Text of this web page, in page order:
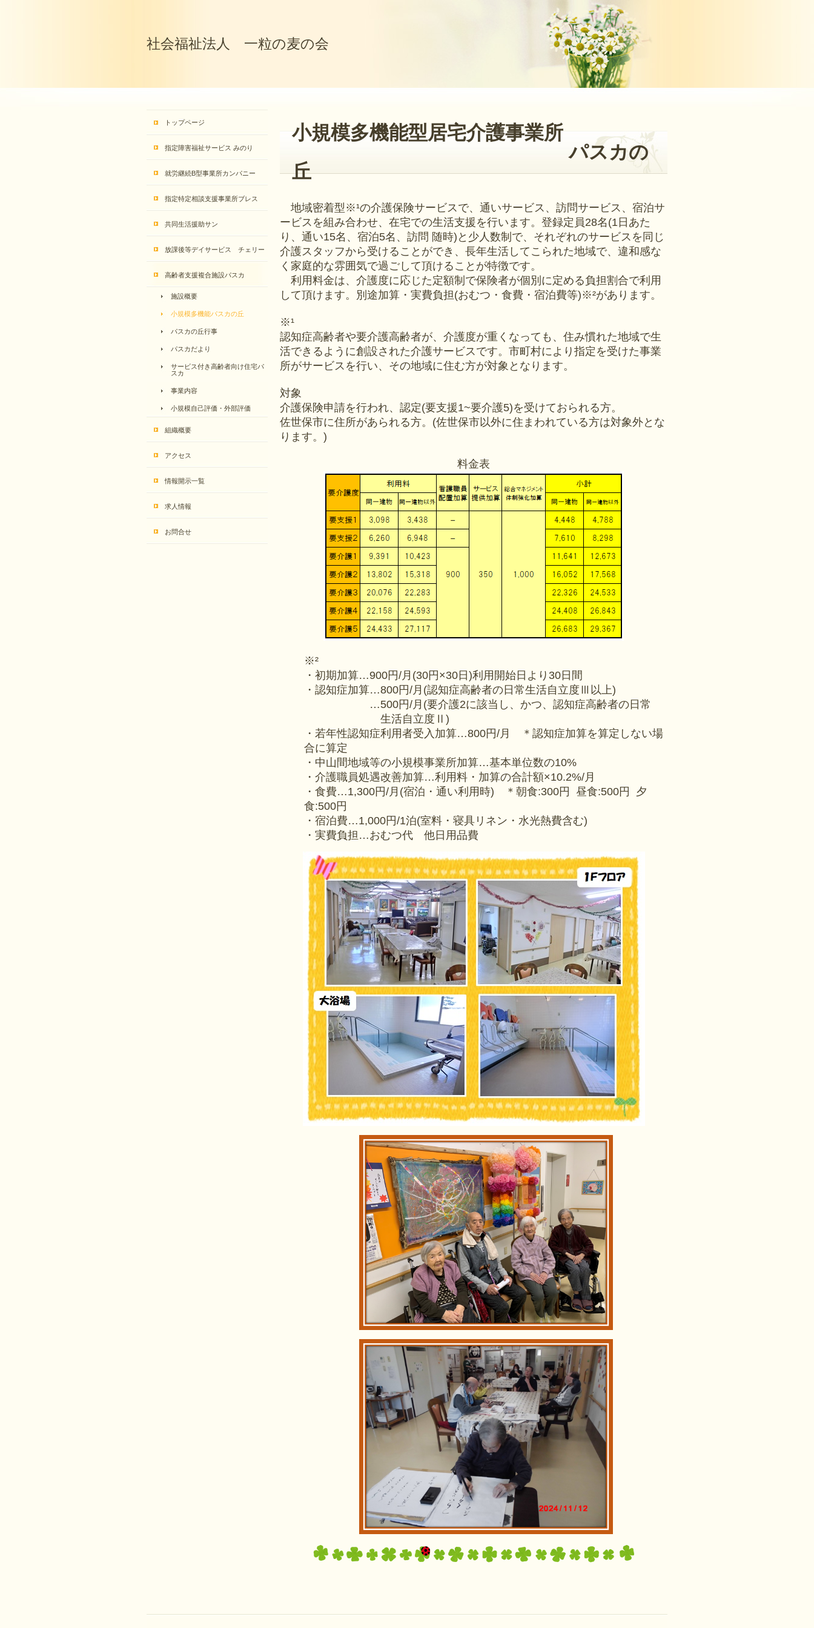
社会福祉法人 一粒の麦の会
トップページ
指定障害福祉サービス みのり
就労継続B型事業所カンパニー
指定特定相談支援事業所ブレス
共同生活援助サン
放課後等デイサービス チェリー
高齢者支援複合施設パスカ
施設概要
小規模多機能パスカの丘
パスカの丘行事
パスカだより
サービス付き高齢者向け住宅パ
スカ
事業内容
小規模自己評価・外部評価
組織概要
アクセス
情報開示一覧
求人情報
お問合せ
小規模多機能型居宅介護事業所
パスカの
丘
地域密着型※¹の介護保険サービスで、通いサービス、訪問サービス、宿泊サ
ービスを組み合わせ、在宅での生活支援を行います。登録定員28名(1日あた
り、通い15名、宿泊5名、訪問 随時)と少人数制で、それぞれのサービスを同じ
介護スタッフから受けることができ、長年生活してこられた地域で、違和感な
く家庭的な雰囲気で過ごして頂けることが特徴です。
利用料金は、介護度に応じた定額制で保険者が個別に定める負担割合で利用
して頂けます。別途加算・実費負担(おむつ・食費・宿泊費等)※²があります。
※¹
認知症高齢者や要介護高齢者が、介護度が重くなっても、住み慣れた地域で生
活できるように創設された介護サービスです。市町村により指定を受けた事業
所がサービスを行い、その地域に住む方が対象となります。
対象
介護保険申請を行われ、認定(要支援1~要介護5)を受けておられる方。
佐世保市に住所があられる方。(佐世保市以外に住まわれている方は対象外とな
ります。)
料金表
※²
・初期加算…900円/月(30円×30日)利用開始日より30日間
・認知症加算…800円/月(認知症高齢者の日常生活自立度Ⅲ以上)
…500円/月(要介護2に該当し、かつ、認知症高齢者の日常
生活自立度Ⅱ)
・若年性認知症利用者受入加算…800円/月 ＊認知症加算を算定しない場
合に算定
・中山間地域等の小規模事業所加算…基本単位数の10%
・介護職員処遇改善加算…利用料・加算の合計額×10.2%/月
・食費…1,300円/月(宿泊・通い利用時)
＊朝食:300円 昼食:500円 夕
食:500円
・宿泊費…1,000円/1泊(室料・寝具リネン・水光熱費含む)
・実費負担…おむつ代 他日用品費